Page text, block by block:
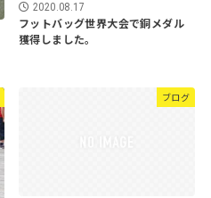
2020.08.17
フットバッグ世界大会で銅メダル
獲得しました。
ブログ